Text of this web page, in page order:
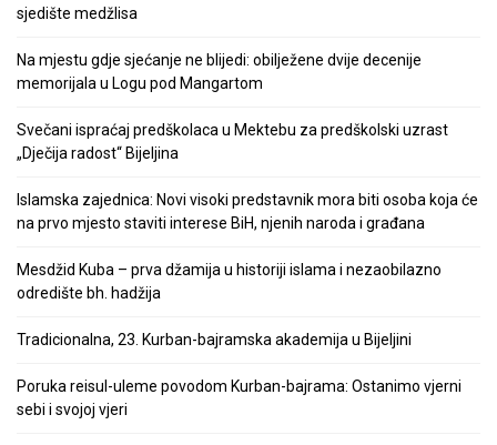
sjedište medžlisa
Na mjestu gdje sjećanje ne blijedi: obilježene dvije decenije
memorijala u Logu pod Mangartom
Svečani ispraćaj predškolaca u Mektebu za predškolski uzrast
„Dječija radost“ Bijeljina
Islamska zajednica: Novi visoki predstavnik mora biti osoba koja će
na prvo mjesto staviti interese BiH, njenih naroda i građana
Mesdžid Kuba – prva džamija u historiji islama i nezaobilazno
odredište bh. hadžija
Tradicionalna, 23. Kurban-bajramska akademija u Bijeljini
Poruka reisul-uleme povodom Kurban-bajrama: Ostanimo vjerni
sebi i svojoj vjeri